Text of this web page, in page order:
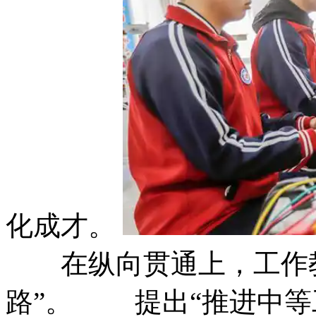
化成才。
在纵向贯通上，工
路”。 提出“推进中